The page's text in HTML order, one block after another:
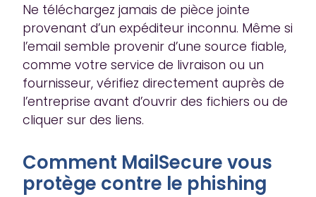
Ne téléchargez jamais de pièce jointe
provenant d’un expéditeur inconnu. Même si
l’email semble provenir d’une source fiable,
comme votre service de livraison ou un
fournisseur, vérifiez directement auprès de
l’entreprise avant d’ouvrir des fichiers ou de
cliquer sur des liens.
Comment MailSecure vous
protège contre le phishing